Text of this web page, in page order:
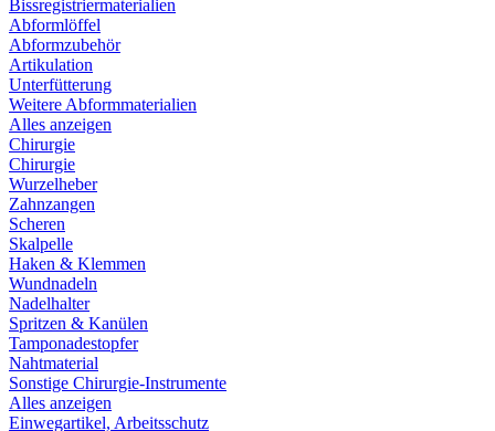
Bissregistriermaterialien
Abformlöffel
Abformzubehör
Artikulation
Unterfütterung
Weitere Abformmaterialien
Alles anzeigen
Chirurgie
Chirurgie
Wurzelheber
Zahnzangen
Scheren
Skalpelle
Haken & Klemmen
Wundnadeln
Nadelhalter
Spritzen & Kanülen
Tamponadestopfer
Nahtmaterial
Sonstige Chirurgie-Instrumente
Alles anzeigen
Einwegartikel, Arbeitsschutz